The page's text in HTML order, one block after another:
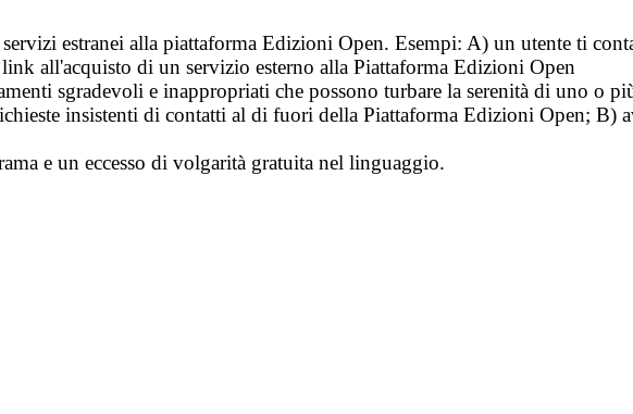
estranei alla piattaforma Edizioni Open. Esempi: A) un utente ti
all'acquisto di un servizio esterno alla Piattaforma Edizioni Open
sgradevoli e inappropriati che possono turbare la serenità di uno o
insistenti di contatti al di fuori della Piattaforma Edizioni Open; B)
e un eccesso di volgarità gratuita nel linguaggio.